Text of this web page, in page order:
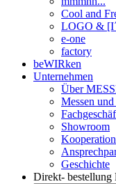
Cool and
LOGO &
e-one
factory
beWIRken
Unternehmen
Über
Messen
Showroom
Geschichte
Direkt- bestellung